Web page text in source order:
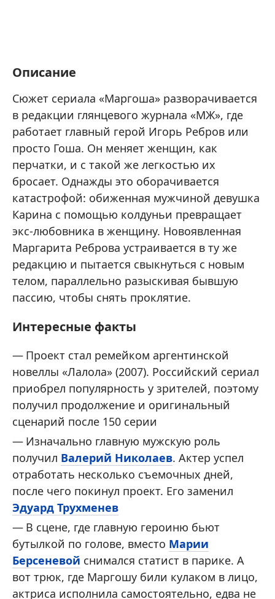
Описание
Сюжет сериала «Маргоша» разворачивается
в редакции глянцевого журнала «МЖ», где
работает главный герой Игорь Ребров или
просто Гоша. Он меняет женщин, как
перчатки, и с такой же легкостью их
бросает. Однажды это оборачивается
катастрофой: обиженная мужчиной девушка
Карина с помощью колдуньи превращает
экс-любовника в женщину. Новоявленная
Маргарита Реброва устраивается в ту же
редакцию и пытается свыкнуться с новым
телом, параллельно разыскивая бывшую
пассию, чтобы снять проклятие.
Интересные факты
Проект стал ремейком аргентинской
новеллы «Лалола» (2007). Российский сериал
приобрел популярность у зрителей, поэтому
получил продолжение и оригинальный
сценарий после 150 серии
Изначально главную мужскую роль
получил Валерий Николаев. Актер успел
отработать несколько съемочных дней,
после чего покинул проект. Его заменил
Эдуард Трухменев
В сцене, где главную героиню бьют
бутылкой по голове, вместо Марии
Берсеневой снимался статист в парике. А
вот трюк, где Маргошу били кулаком в лицо,
актриса исполнила самостоятельно, едва не